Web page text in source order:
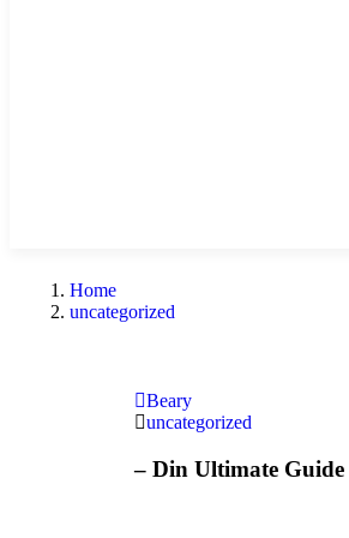
Home
uncategorized
Beary
uncategorized
– Din Ultimate